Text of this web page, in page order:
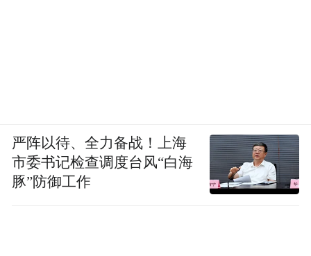
严阵以待、全力备战！上海
市委书记检查调度台风“白海
豚”防御工作